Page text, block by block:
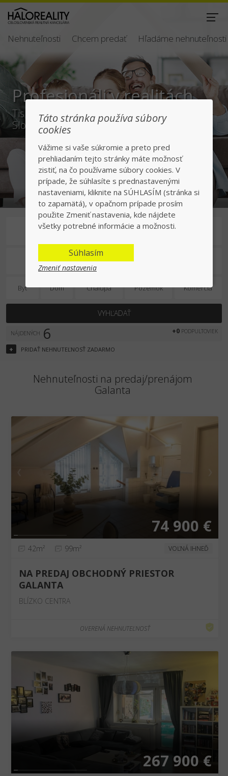
Nehnuteľnosti Chcem predať Hľadáme nehnuteľnosti
realitách
po celom
Bezpečný a
predaj/
Jednotka v
Predaj/prenájom
Byt Dom Chalupa Pozemok Komercia
VYHĽADAŤ
NÁJDENÝCH 6 +0 PODPULTOVIEK
+ PRIDAŤ NEHNUTEĽNOSŤ ZADARMO
Nehnuteľnosti na predaj/prenájom
Galanta
74 900 €
42m² 99m² VOĽNÁ IHNEĎ
NA PREDAJ OBCHODNÝ PRIESTOR
GALANTA
BLÍZKO CENTRA
OVERENÁ NEHNUTEĽNOSŤ
❮ ❯
267 900 €
Táto stránka používa súbory
cookies
Vážime si vaše súkromie a preto pred
prehliadaním tejto stránky máte možnosť
zistiť, na čo používame súbory cookies. V
prípade, že súhlasíte s prednastavenými
nastaveniami, kliknite na SÚHLASÍM (stránka si
to zapamätá), v opačnom prípade prosím
použite Zmeniť nastavenia, kde nájdete
všetky potrebné informácie a možnosti.
Súhlasím
Zmeniť nastavenia